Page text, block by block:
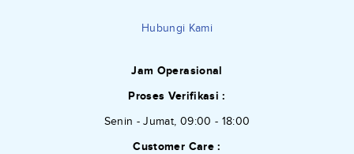
Hubungi Kami
Jam Operasional
Proses Verifikasi :
Senin - Jumat, 09:00 - 18:00
Customer Care :